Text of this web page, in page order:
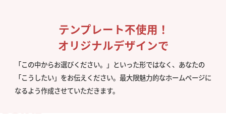
テンプレート不使用！
オリジナルデザインで
「この中からお選びください。」といった形ではなく、あなたの
「こうしたい」をお伝えください。最大限魅力的なホームページに
なるよう作成させていただきます。